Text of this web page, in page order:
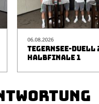
06.08.2026
TEGERNSEE-DUELL
HALBFINALE 1